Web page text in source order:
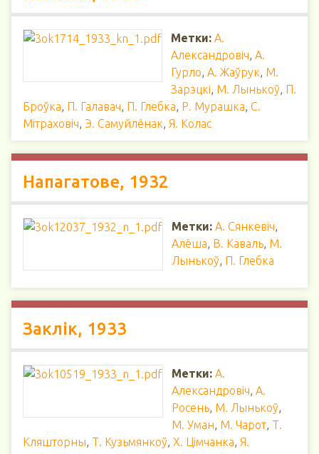
Метки: А.
Александровіч, А.
Гурло, А. Жаўрук, М.
Зарэцкі, М. Лынькоў, П.
Броўка, П. Галавач, П. Глебка, Р. Мурашка, С.
Мітраховіч, Э. Самуйлёнак, Я. Колас
Напагатове, 1932
Метки: А. Сянкевіч,
Алёша, В. Каваль, М.
Лынькоў, П. Глебка
Заклік, 1933
Метки: А.
Александровіч, А.
Росень, М. Лынькоў,
М. Уман, М. Чарот, Т.
Кляшторны, Т. Кузьмянкоў, Х. Цімчанка, Я.